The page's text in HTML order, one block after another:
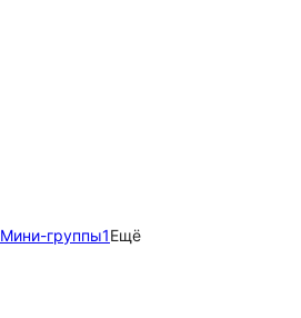
Мини-группы1Ещё